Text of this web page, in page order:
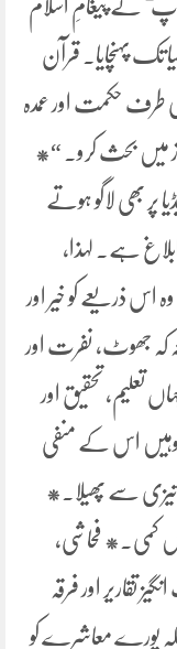
نے پیغامِ اسلام
تک پہنچایا۔ قرآن
طرف حکمت اور عمدہ
میں بحث کرو۔ “*
پر بھی لاگو ہوتے
ہے۔ لہذا،
ذریعے کو خیر اور
کہ جھوٹ، نفرت اور
تعلیم، تحقیق اور
وہیں اس کے منفی
تیزی سے پھیلا۔*
کمی۔* فحاشی،
تقاریر اور فرقہ
پورے معاشرے کو